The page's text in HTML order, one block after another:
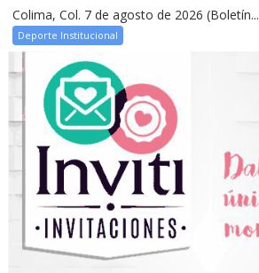
Colima, Col. 7 de agosto de 2026 (Boletín...
Deporte Institucional